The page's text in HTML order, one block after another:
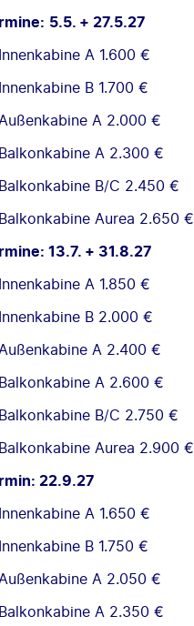
5.5. + 27.5.27
Innenkabine A 1.600 €
Innenkabine B 1.700 €
A 2.000 €
Balkonkabine A 2.300 €
Balkonkabine B/C 2.450 €
Balkonkabine Aurea 2.650 €
13.7. + 31.8.27
Innenkabine A 1.850 €
Innenkabine B 2.000 €
A 2.400 €
Balkonkabine A 2.600 €
Balkonkabine B/C 2.750 €
Balkonkabine Aurea 2.900 €
22.9.27
Innenkabine A 1.650 €
Innenkabine B 1.750 €
A 2.050 €
Balkonkabine A 2.350 €